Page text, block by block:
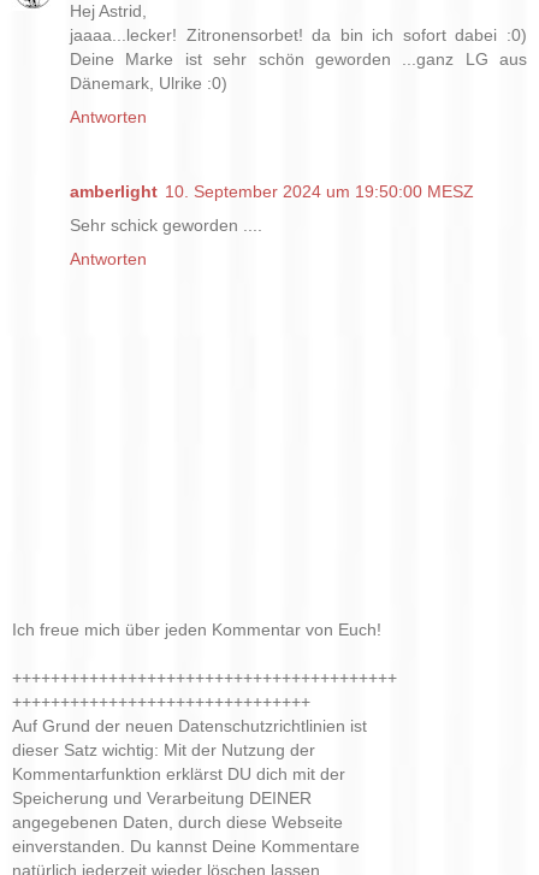
Hej Astrid,
jaaaa...lecker! Zitronensorbet! da bin ich sofort dabei :0)
Deine Marke ist sehr schön geworden ...ganz LG aus
Dänemark, Ulrike :0)
Antworten
amberlight 10. September 2024 um 19:50:00 MESZ
Sehr schick geworden ....
Antworten
Ich freue mich über jeden Kommentar von Euch!
++++++++++++++++++++++++++++++++++++++++
+++++++++++++++++++++++++++++++
Auf Grund der neuen Datenschutzrichtlinien ist
dieser Satz wichtig: Mit der Nutzung der
Kommentarfunktion erklärst DU dich mit der
Speicherung und Verarbeitung DEINER
angegebenen Daten, durch diese Webseite
einverstanden. Du kannst Deine Kommentare
natürlich jederzeit wieder löschen lassen.